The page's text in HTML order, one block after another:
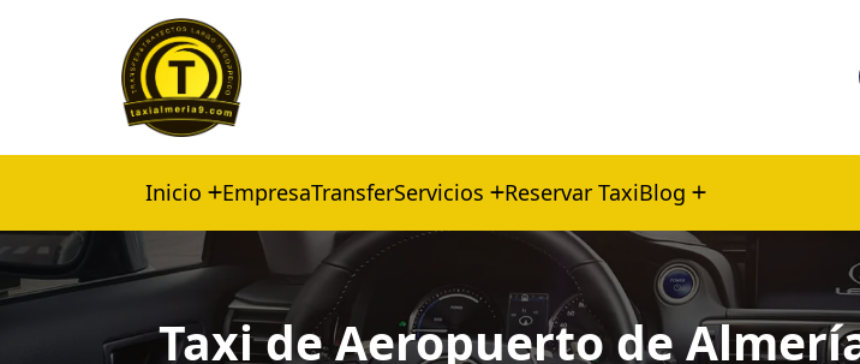
Inicio EmpresaTransferServicios Reservar TaxiBlog
Taxi de Aeropuerto de